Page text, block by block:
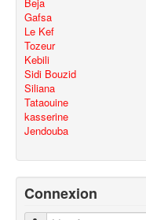
Gafsa
Le Kef
Tozeur
Kebili
Sidi Bouzid
Siliana
Tataouine
kasserine
Jendouba
Connexion